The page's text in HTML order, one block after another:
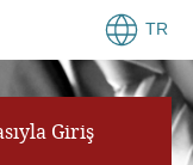
TR
Giriş